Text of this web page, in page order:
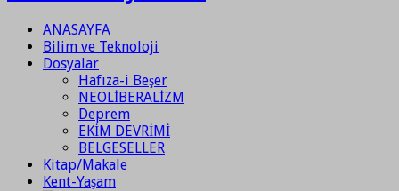
ANASAYFA
Bilim ve Teknoloji
Dosyalar
Hafıza-i Beşer
NEOLİBERALİZM
Deprem
EKİM DEVRİMİ
BELGESELLER
Kitap/Makale
Kent-Yaşam